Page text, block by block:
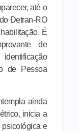
até o
Detran-RO
É
de
de Pessoa
ainda
inicia a
psicológica e